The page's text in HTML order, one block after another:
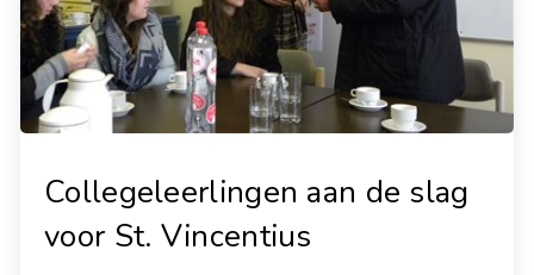
Collegeleerlingen aan de slag
voor St. Vincentius